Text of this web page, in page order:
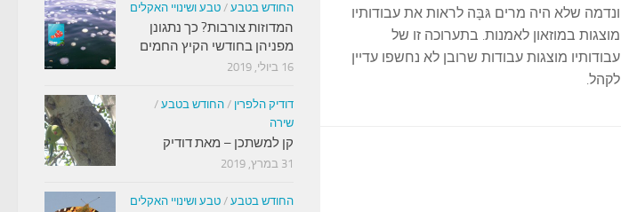
ונדמה שלא היה מרים גּבָּה לראות את עבודותיו
מוצגות במוזאון לאמנות. בתערוכה זו של
עבודותיו מוצגות עבודות שרובן לא נחשפו עדיין
לקהל.
החודש בטבע / טבע ושינויי האקלים
המדוזות צורבות? כך נתגונן
מפניהן בחודשי הקיץ החמים
16 ביולי, 2019
דודיק הלפרין / החודש בטבע /
שירה
קן למשתכן – מאת דודיק
31 במרץ, 2019
החודש בטבע / טבע ושינויי האקלים